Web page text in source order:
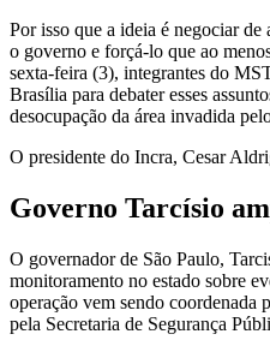
Por isso que a ideia é negociar
o governo e forçá-lo que ao
sexta-feira (3), integrantes do
Brasília para debater esses
desocupação da área invadida
O presidente do Incra, Cesar
Governo Tarcísio
O governador de São Paulo,
monitoramento no estado sobre
operação vem sendo coordenada
pela Secretaria de Segurança